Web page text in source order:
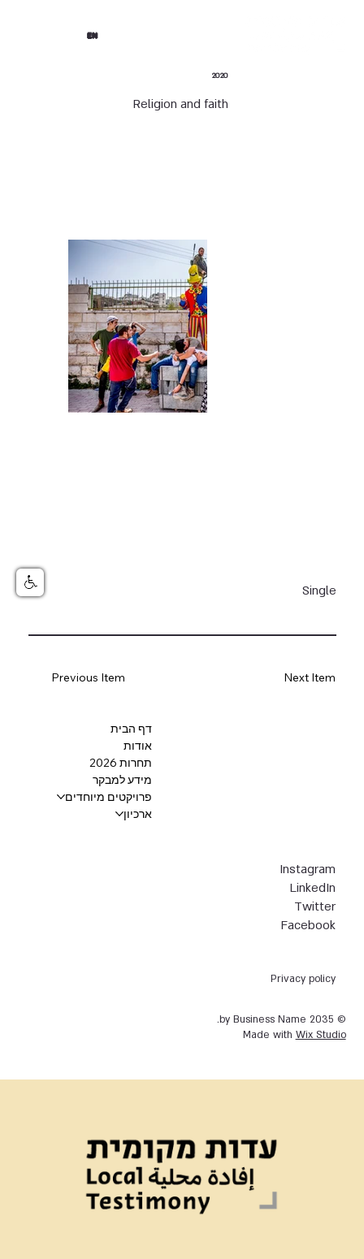
EN
2020
Religion and faith
Single
Next Item
Previous Item
Privacy policy
© 2035 by Business Name.
Made with Wix Studio
Instagram
LinkedIn
Twitter
Facebook
דף הבית
אודות
תחרות 2026
מידע למבקר
פרויקטים מיוחדים
ארכיון